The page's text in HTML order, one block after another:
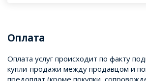
Оплата
Оплата услуг происходит по факту
купли-продажи между продавцом и
предоплат (кроме покупки,